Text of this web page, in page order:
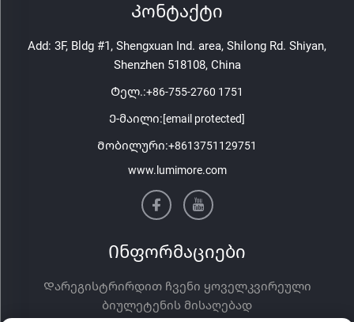
Კონტაქტი
Add: 3F, Bldg #1, Shengxuan Ind. area, Shilong Rd. Shiyan,
Shenzhen 518108, China
Ტელ.:+86-755-2760 1751
Ე-მაილი:[email protected]
Მობილური:+8613751129751
www.lumimore.com
Ინფორმაციები
Დარეგისტრირდით ჩვენი ყოველკვირეული
ბიულეტენის მისაღებად